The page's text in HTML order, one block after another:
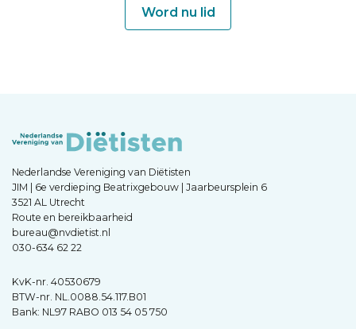
Word nu lid
Nederlandse Vereniging van Diëtisten
JIM | 6e verdieping Beatrixgebouw | Jaarbeursplein 6
3521 AL Utrecht
Route en bereikbaarheid
bureau@nvdietist.nl
030-634 62 22
KvK-nr. 40530679
BTW-nr. NL.0088.54.117.B01
Bank: NL97 RABO 013 54 05 750